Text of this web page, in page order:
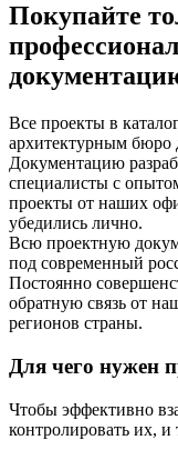
Покупайте
Все проекты в
архитектурным бюро
Документацию
специалисты с
проекты от наших
убедились лично.
Всю проектную
под современный
Постоянно
обратную связь от
регионов страны.
Для чего нужен
Чтобы эффективно
контролировать их, и